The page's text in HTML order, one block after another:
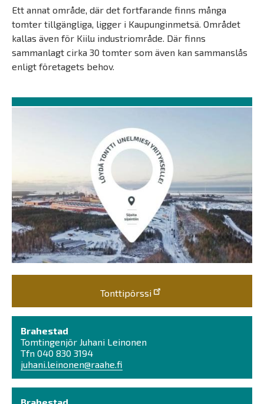
Ett annat område, där det fortfarande finns många
tomter tillgängliga, ligger i Kaupunginmetsä. Området
kallas även för Kiilu industriområde. Där finns
sammanlagt cirka 30 tomter som även kan sammanslås
enligt företagets behov.
Tonttipörssi
Brahestad
Tomtingenjör Juhani Leinonen
Tfn 040 830 3194
juhani.leinonen@raahe.fi
Brahestad